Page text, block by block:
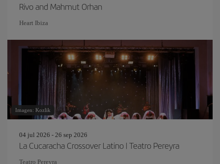
Rivo and Mahmut Orhan
Heart Ibiza
Imagen: Kozlik
04 jul 2026 - 26 sep 2026
La Cucaracha Crossover Latino | Teatro Pereyra
Teatro Pereyra